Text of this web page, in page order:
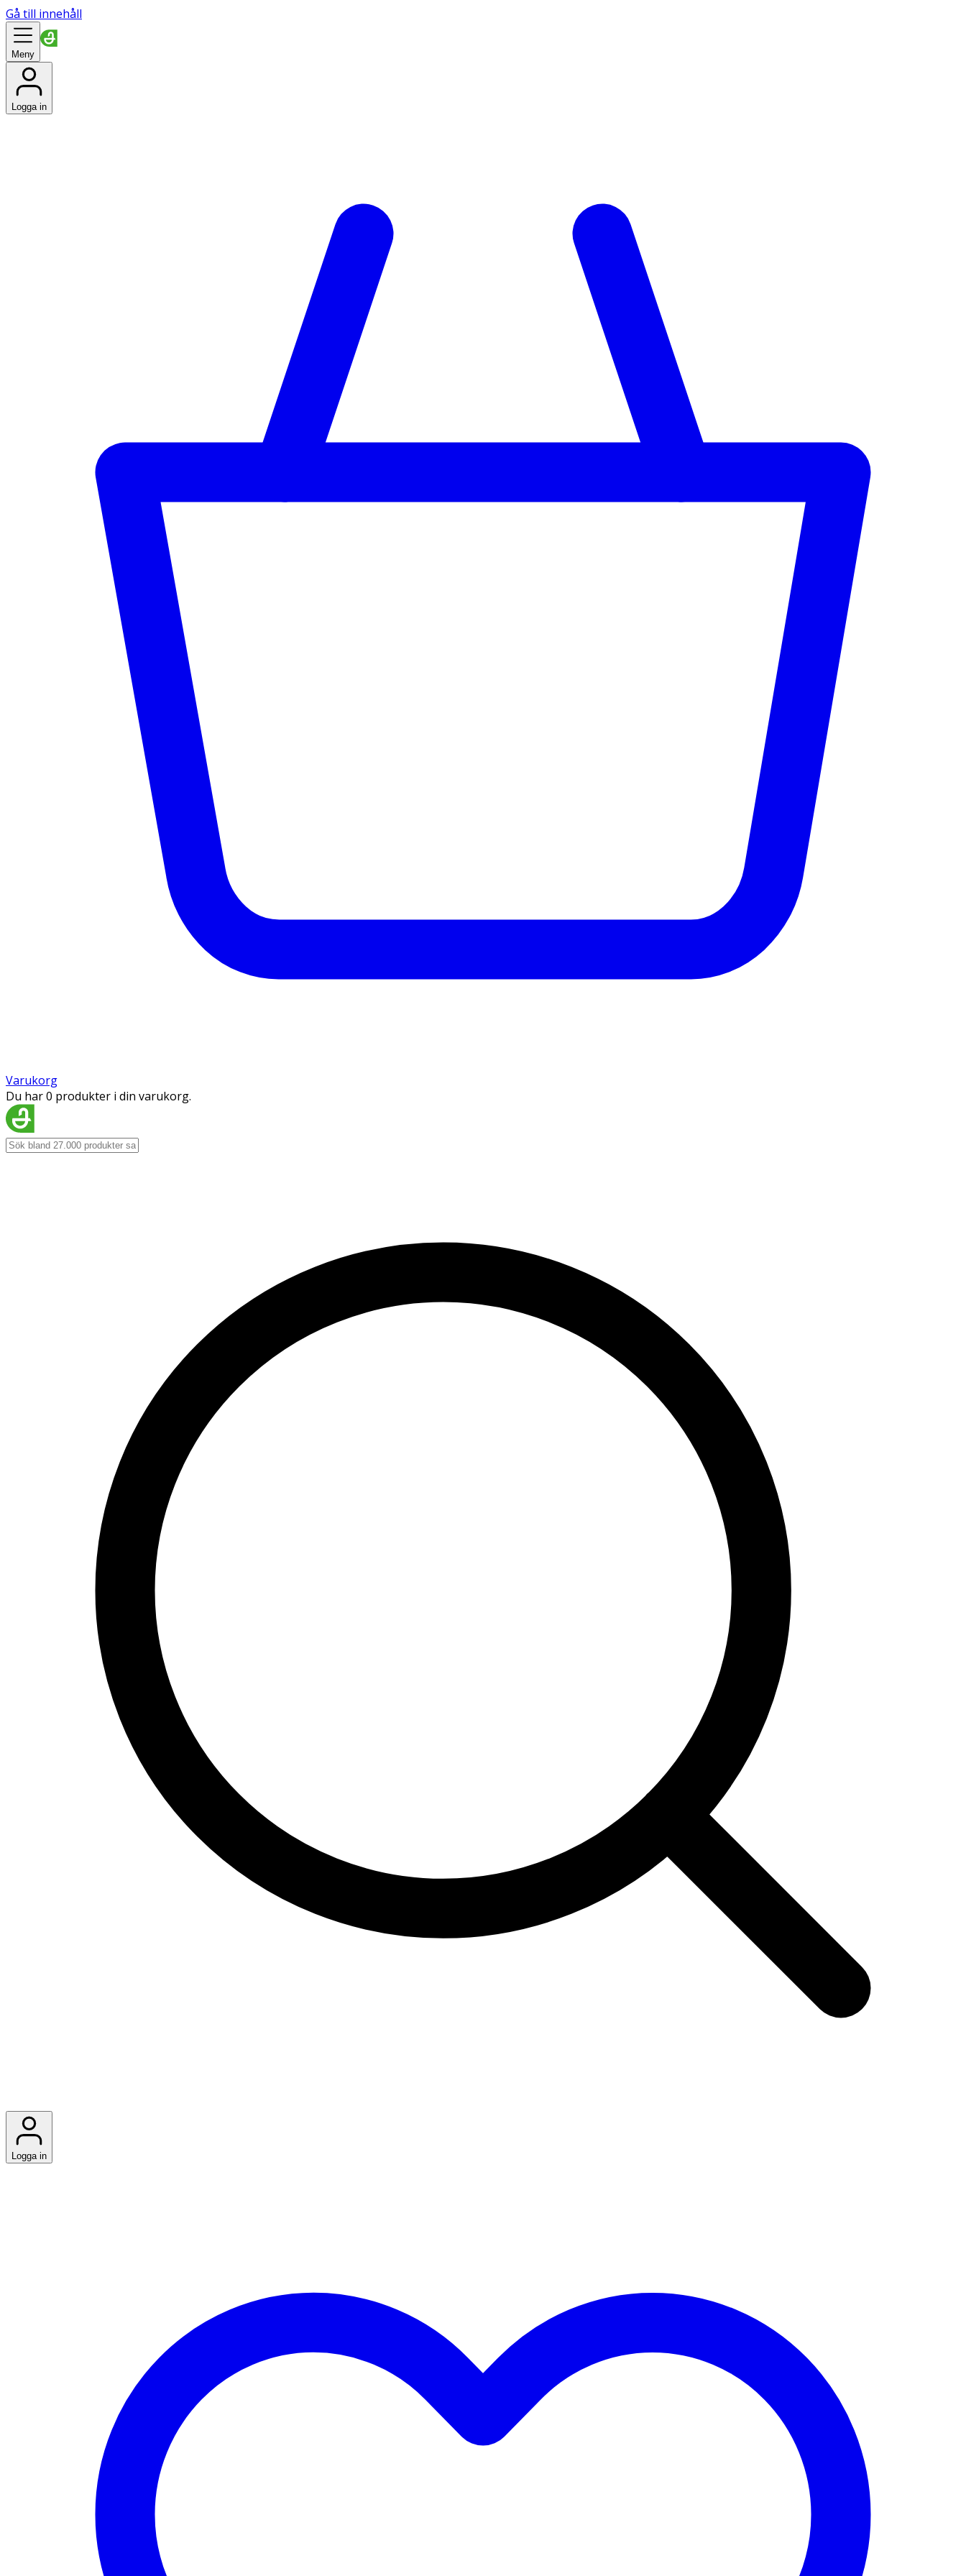
Gå till innehåll
Meny
Logga in
Varukorg
Du har 0 produkter i din varukorg.
Logga in